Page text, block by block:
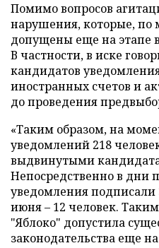
Помимо вопросов
нарушения, которые,
допущены еще на этапе
В частности, в иске
кандидатов
иностранных счетов и
до проведения
«Таким образом, на
уведомлений 218
выдвинутыми
Непосредственно в дни
уведомления подписали
июня – 12 человек.
"Яблоко" допустила
законодательства еще